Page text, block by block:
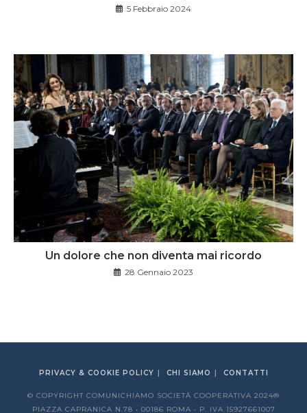
5 Febbraio 2024
Un dolore che non diventa mai ricordo
28 Gennaio 2023
PRIVACY & COOKIE POLICY CHI SIAMO CONTATTI
© COPYRIGHT COMUNICHIAMO SOCIETÀ COOPERATIVA 2024®
PIAZZA CAPRANICA N.78 • 00186 ROMA • P. IVA 15927661007